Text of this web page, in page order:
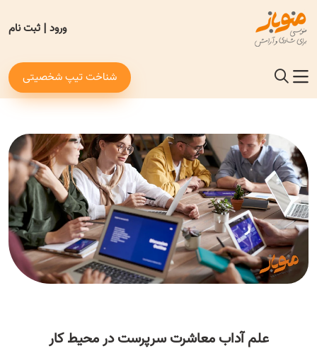
ورود| ثبت نام
شناخت تیپ شخصیتی
علم آداب معاشرت سرپرست در محیط کار